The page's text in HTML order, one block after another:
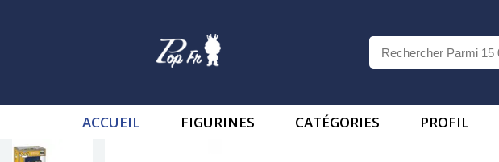
ACCUEIL FIGURINES CATÉGORIES PROFIL